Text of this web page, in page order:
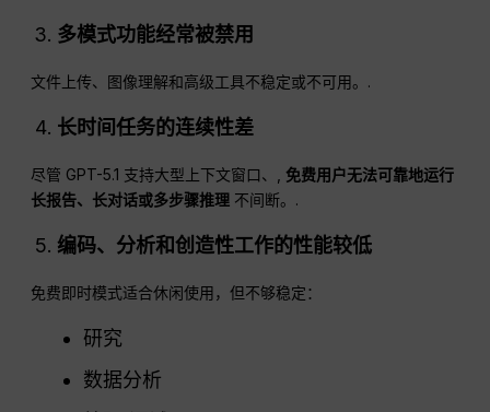
多模式功能经常被禁用
文件上传、图像理解和高级工具不稳定或不可用。.
长时间任务的连续性差
尽管 GPT-5.1 支持大型上下文窗口、,免费用户无法可靠地运行
长报告、长对话或多步骤推理 不间断。.
编码、分析和创造性工作的性能较低
免费即时模式适合休闲使用，但不够稳定：
研究
数据分析